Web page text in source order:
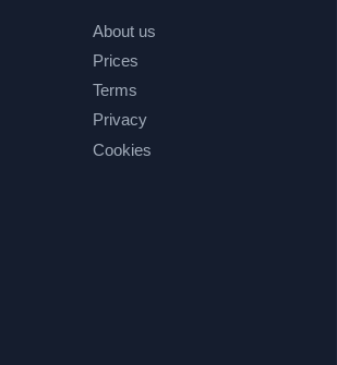
About us
Prices
Terms
Privacy
Cookies